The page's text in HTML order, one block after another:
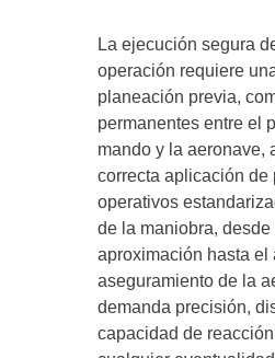
La ejecución segura
operación requiere
planeación previa,
permanentes entre el
mando y la aeronave,
correcta aplicación de
operativos
de la maniobra, desde
aproximación hasta el
aseguramiento de la
demanda precisión,
capacidad de